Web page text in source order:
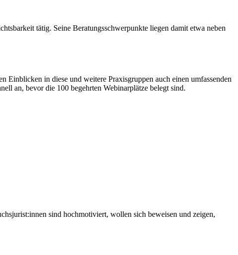
tätig. Seine Beratungsschwerpunkte liegen damit etwa neben
Einblicken in diese und weitere Praxisgruppen auch einen umfassenden
an, bevor die 100 begehrten Webinarplätze belegt sind.
sind hochmotiviert, wollen sich beweisen und zeigen,